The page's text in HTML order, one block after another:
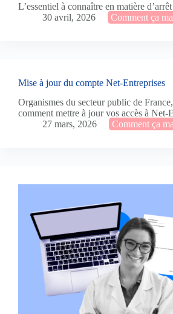
L’essentiel à connaître en matière
30 avril, 2026
Comment ça
Mise à jour du compte Net-Entreprises
Organismes du secteur public de France,
comment mettre à jour vos accès à Net-
27 mars, 2026
Comment ça